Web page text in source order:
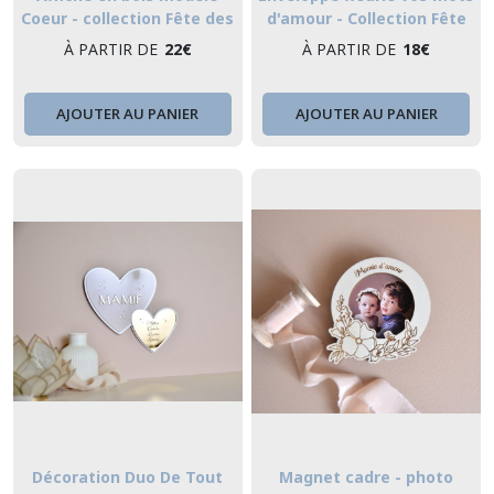
Coeur - collection Fête des
Grand-mères
À PARTIR DE 22€
AJOUTER AU PANIER
d'amour - Collection Fête
des Grand-mères
À PARTIR DE 18€
AJOUTER AU PANIER
Décoration Duo De Tout
Magnet cadre - photo